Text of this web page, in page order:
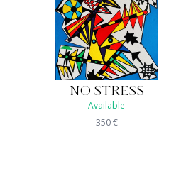
NO STRESS
Available
350€